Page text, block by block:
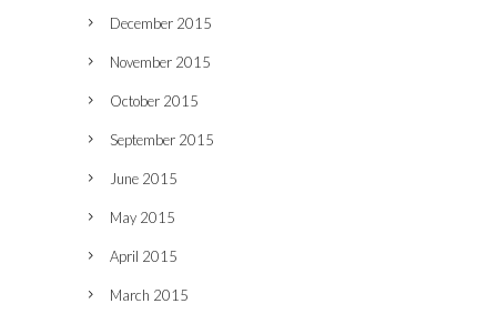
December 2015
November 2015
October 2015
September 2015
June 2015
May 2015
April 2015
March 2015